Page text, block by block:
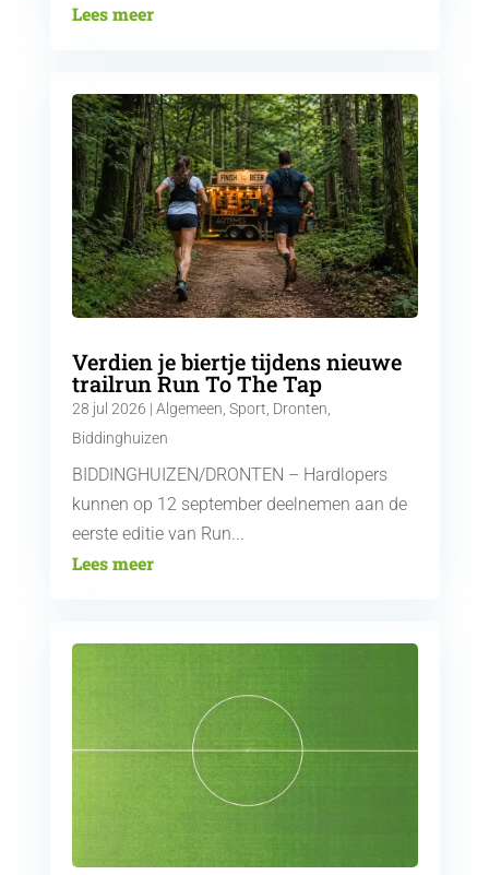
Lees meer
Verdien je biertje tijdens nieuwe
trailrun Run To The Tap
28 jul 2026 | Algemeen Sport Dronten
Biddinghuizen
BIDDINGHUIZEN/DRONTEN – Hardlopers
kunnen op 12 september deelnemen aan de
eerste editie van Run...
Lees meer